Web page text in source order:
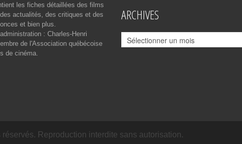
les fiches détaillées des films
actualités, des critiques et des
et bien plus.
: Charles-Henri
de l'Association québécoise
de cinéma.
ARCHIVES
Archives
Reproduction interdite sans autorisation.